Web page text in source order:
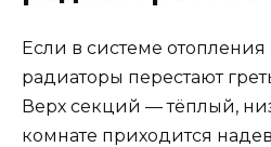
Если в системе отопления
радиаторы перестают
Верх секций — тёплый,
комнате приходится